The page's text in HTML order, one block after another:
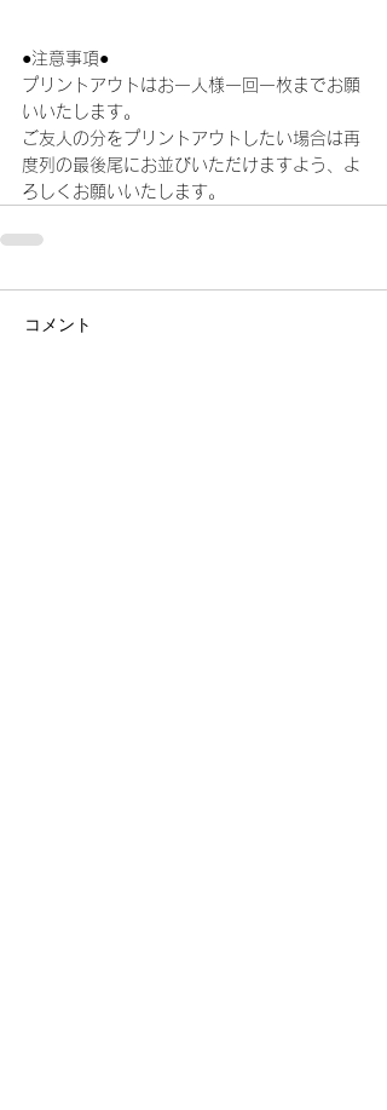
●注意事項●
プリントアウトはお一人様一回一枚までお願
いいたします。
ご友人の分をプリントアウトしたい場合は再
度列の最後尾にお並びいただけますよう、よ
ろしくお願いいたします。
コメント